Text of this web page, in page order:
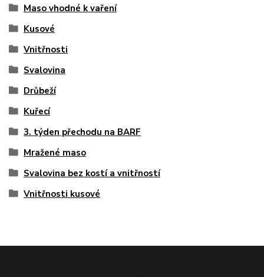
Maso vhodné k vaření
Kusové
Vnitřnosti
Svalovina
Drůbeží
Kuřecí
3. týden přechodu na BARF
Mražené maso
Svalovina bez kostí a vnitřností
Vnitřnosti kusové